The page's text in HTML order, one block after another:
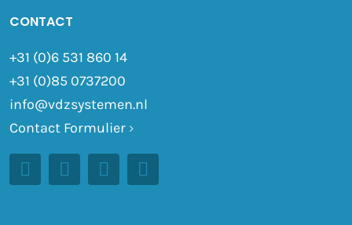
CONTACT
+31 (0)6 531 860 14
+31 (0)85 0737200
info@vdzsystemen.nl
Contact Formulier›